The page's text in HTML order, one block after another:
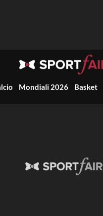
Mondiali 2026 Basket